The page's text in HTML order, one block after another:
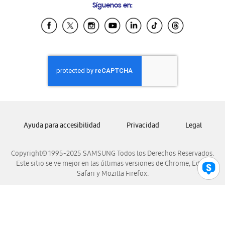
Samsung Ecuador
Samsung El Salvador
Samsung Honduras
Samsung Nicaragua
Samsung Panamá
Samsung Venezuela
Síguenos en:
Copyright© 1995-2025 SAMSUNG Todos los Derechos Reservados.
Este sitio se ve mejor en las últimas versiones de Chrome, Edge,
Safari y Mozilla Firefox.
Ayuda para accesibilidad Privacidad Legal